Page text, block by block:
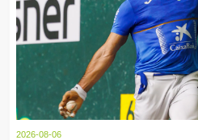
2026-08-06